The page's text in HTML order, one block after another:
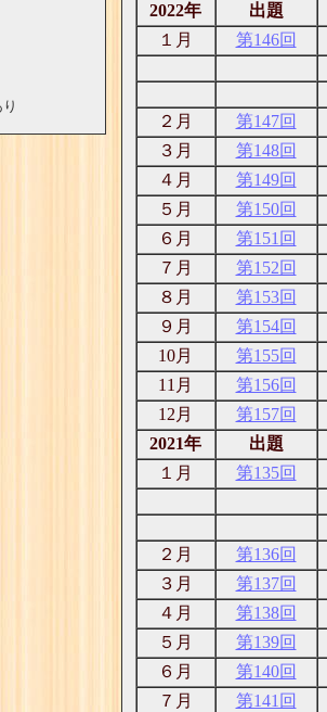
2022年
出題
１月
第146回
２月
第147回
３月
第148回
４月
第149回
５月
第150回
６月
第151回
７月
第152回
８月
第153回
９月
第154回
10月
第155回
11月
第156回
12月
第157回
2021年
出題
１月
第135回
２月
第136回
３月
第137回
４月
第138回
５月
第139回
６月
第140回
７月
第141回